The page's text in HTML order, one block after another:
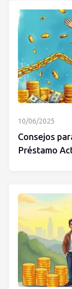
10/06/2025
Consejos
Préstamo